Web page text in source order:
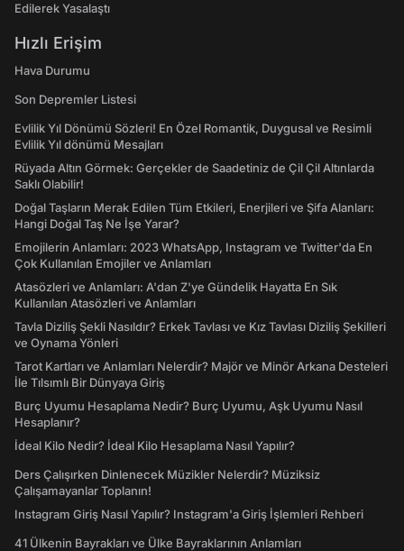
Edilerek Yasalaştı
Hızlı Erişim
Hava Durumu
Son Depremler Listesi
Evlilik Yıl Dönümü Sözleri! En Özel Romantik, Duygusal ve Resimli
Evlilik Yıl dönümü Mesajları
Rüyada Altın Görmek: Gerçekler de Saadetiniz de Çil Çil Altınlarda
Saklı Olabilir!
Doğal Taşların Merak Edilen Tüm Etkileri, Enerjileri ve Şifa Alanları:
Hangi Doğal Taş Ne İşe Yarar?
Emojilerin Anlamları: 2023 WhatsApp, Instagram ve Twitter'da En
Çok Kullanılan Emojiler ve Anlamları
Atasözleri ve Anlamları: A'dan Z'ye Gündelik Hayatta En Sık
Kullanılan Atasözleri ve Anlamları
Tavla Diziliş Şekli Nasıldır? Erkek Tavlası ve Kız Tavlası Diziliş Şekilleri
ve Oynama Yönleri
Tarot Kartları ve Anlamları Nelerdir? Majör ve Minör Arkana Desteleri
İle Tılsımlı Bir Dünyaya Giriş
Burç Uyumu Hesaplama Nedir? Burç Uyumu, Aşk Uyumu Nasıl
Hesaplanır?
İdeal Kilo Nedir? İdeal Kilo Hesaplama Nasıl Yapılır?
Ders Çalışırken Dinlenecek Müzikler Nelerdir? Müziksiz
Çalışamayanlar Toplanın!
Instagram Giriş Nasıl Yapılır? Instagram'a Giriş İşlemleri Rehberi
41 Ülkenin Bayrakları ve Ülke Bayraklarının Anlamları